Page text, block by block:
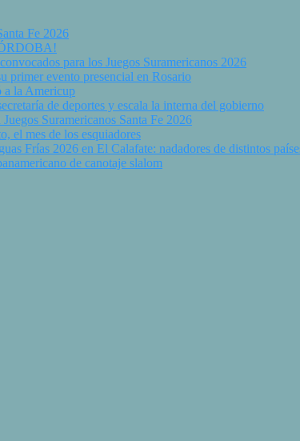
Fe 2026
para los Juegos Suramericanos 2026
primer evento presencial en Rosario
a la Americup
de deportes y escala la interna del gobierno
Suramericanos Santa Fe 2026
el mes de los esquiadores
Frías 2026 en El Calafate: nadadores de distintos
de canotaje slalom